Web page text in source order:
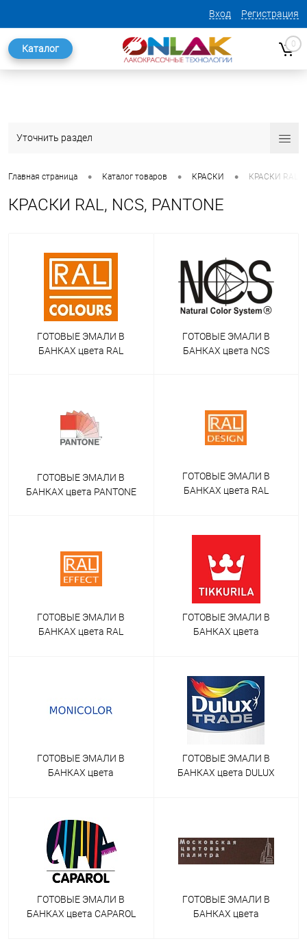
Вход Регистрация
Каталог 0
Уточнить раздел
Главная страница • Каталог товаров • КРАСКИ • КРАСКИ RAL,
КРАСКИ RAL, NCS, PANTONE
ГОТОВЫЕ ЭМАЛИ В
БАНКАХ цвета RAL
ГОТОВЫЕ ЭМАЛИ В
БАНКАХ цвета NCS
ГОТОВЫЕ ЭМАЛИ В
БАНКАХ цвета PANTONE
ГОТОВЫЕ ЭМАЛИ В
БАНКАХ цвета RAL
ГОТОВЫЕ ЭМАЛИ В
БАНКАХ цвета RAL
ГОТОВЫЕ ЭМАЛИ В
БАНКАХ цвета
ГОТОВЫЕ ЭМАЛИ В
БАНКАХ цвета
ГОТОВЫЕ ЭМАЛИ В
БАНКАХ цвета DULUX
ГОТОВЫЕ ЭМАЛИ В
БАНКАХ цвета CAPAROL
ГОТОВЫЕ ЭМАЛИ В
БАНКАХ цвета